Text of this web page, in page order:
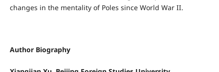
changes in the mentality of Poles since World War II.
Author Biography